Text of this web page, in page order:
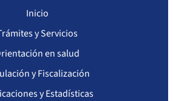
Inicio
y Servicios
en salud
y Fiscalización
y Estadísticas